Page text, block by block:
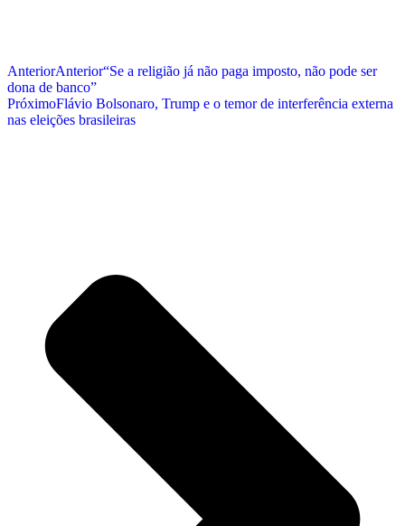
AnteriorAnterior“Se a religião já não paga imposto, não pode ser
dona de banco”
PróximoFlávio Bolsonaro, Trump e o temor de interferência externa
nas eleições brasileiras